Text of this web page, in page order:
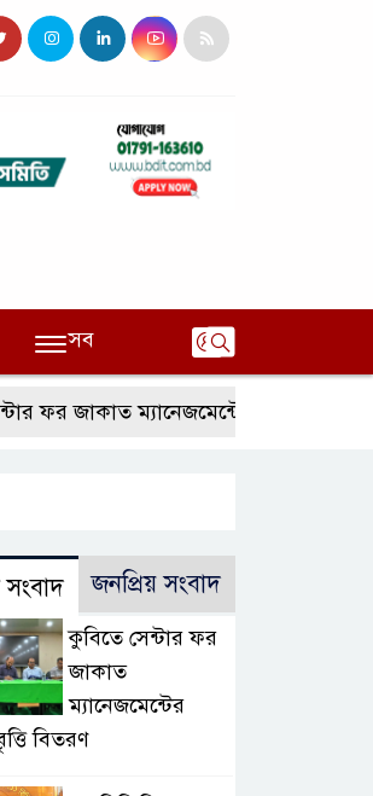
সব
জাকাত ম্যানেজমেন্টের উদ্যোগে বৃত্তি বিতরণ
সংবাদ জনপ্রিয় সংবাদ
কুবিতে সেন্টার ফর
জাকাত
ম্যানেজমেন্টের
বিতরণ